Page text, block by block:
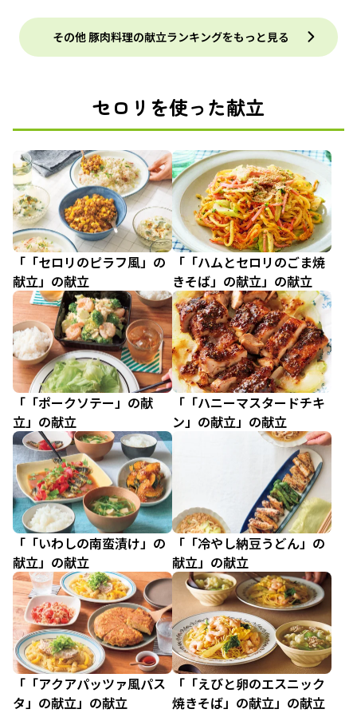
その他 豚肉料理の献立ランキングをもっと見る
セロリを使った献立
「「セロリのピラフ風」の
献立」の献立
「「ハムとセロリのごま焼
きそば」の献立」の献立
「「ポークソテー」の献
立」の献立
「「ハニーマスタードチキ
ン」の献立」の献立
「「いわしの南蛮漬け」の
献立」の献立
「「冷やし納豆うどん」の
献立」の献立
「「アクアパッツァ風パス
タ」の献立」の献立
「「えびと卵のエスニック
焼きそば」の献立」の献立